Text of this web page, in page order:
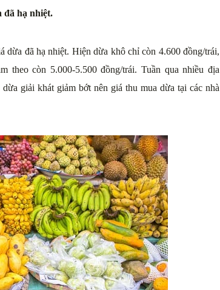
đã hạ nhiệt.
dừa đã hạ nhiệt. Hiện dừa khô chỉ còn 4.600 đồng/trái,
theo còn 5.000-5.500 đồng/trái. Tuần qua nhiều địa
giải khát giảm bớt nên giá thu mua dừa tại các nhà